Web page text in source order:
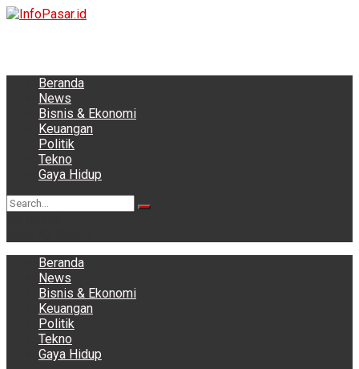
Beranda
News
Bisnis & Ekonomi
Keuangan
Politik
Tekno
Gaya Hidup
Beranda
News
Bisnis & Ekonomi
Keuangan
Politik
Tekno
Gaya Hidup